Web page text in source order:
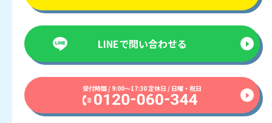
LINEで問い合わせる
受付時間 / 9:00〜17:30 定休日 / 日曜・祝日